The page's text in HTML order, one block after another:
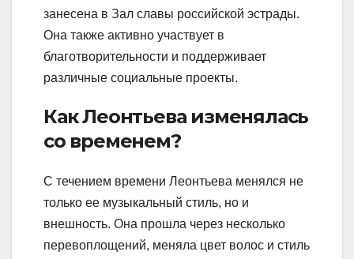
занесена в Зал славы российской эстрады.
Она также активно участвует в
благотворительности и поддерживает
различные социальные проекты.
Как Леонтьева изменялась
со временем?
С течением времени Леонтьева менялся не
только ее музыкальный стиль, но и
внешность. Она прошла через несколько
перевоплощений, меняла цвет волос и стиль